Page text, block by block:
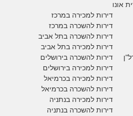
אונו
דירות למכירה במרכז
דירות להשכרה במרכז
דירות להשכרה בתל אביב
דירות למכירה בתל אביב
דירות להשכרה בירושלים
דירות למכירה בירושלים
דירות למכירה בכרמיאל
דירות להשכרה בכרמיאל
דירות למכירה בנתניה
דירות להשכרה בנתניה